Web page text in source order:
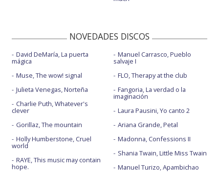
NOVEDADES DISCOS
David DeMaría, La puerta
mágica
Muse, The wow! signal
Julieta Venegas, Norteña
Charlie Puth, Whatever's
clever
Gorillaz, The mountain
Holly Humberstone, Cruel
world
RAYE, This music may contain
hope.
Manuel Carrasco, Pueblo
salvaje I
FLO, Therapy at the club
Fangoria, La verdad o la
imaginación
Laura Pausini, Yo canto 2
Ariana Grande, Petal
Madonna, Confessions II
Shania Twain, Little Miss Twain
Manuel Turizo, Apambichao